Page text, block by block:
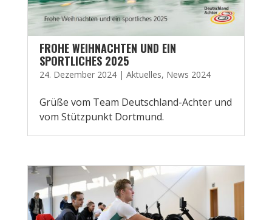
FROHE WEIHNACHTEN UND EIN
SPORTLICHES 2025
24. Dezember 2024| Aktuelles, News 2024
Grüße vom Team Deutschland-Achter und
vom Stützpunkt Dortmund.